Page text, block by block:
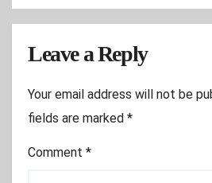
Leave a Reply
Your email address will not be
fields are marked *
Comment *